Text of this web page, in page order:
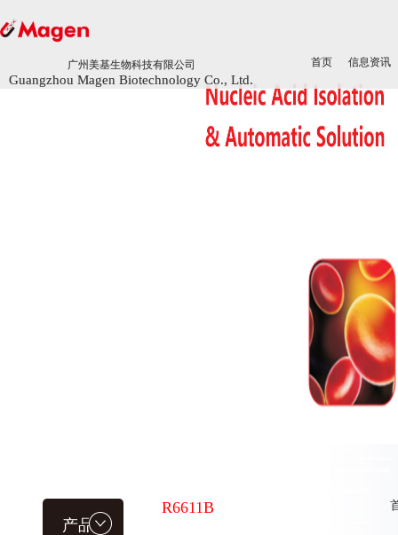
广州美基生物科技有限公司
Guangzhou Magen Biotechnology Co., Ltd.
首页 信息资讯
广州美基生物科技有限公司
Guangzhou Magen Biotechnology Co., Ltd.
首页 信息资讯
产品信
R6611B